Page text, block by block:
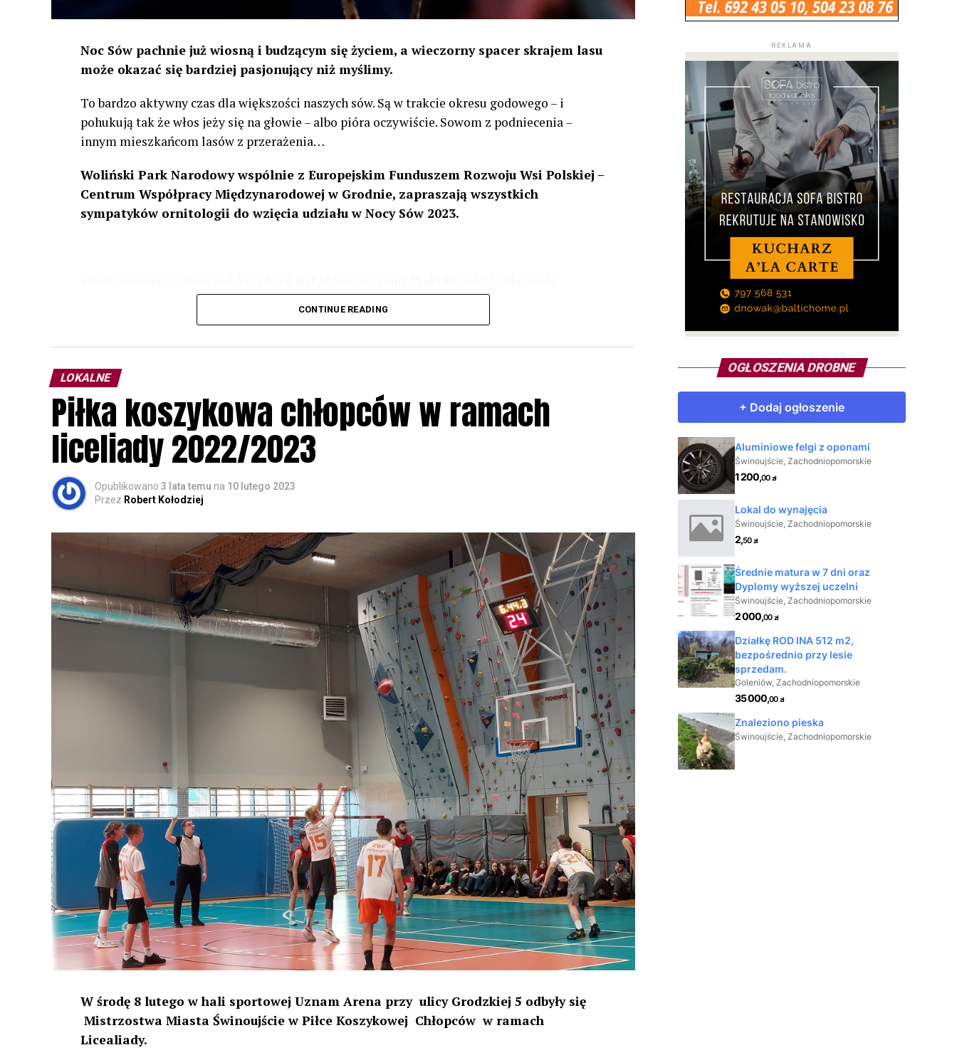
Noc Sów pachnie już wiosną i budzącym się życiem, a wieczorny spacer skrajem lasu
może okazać się bardziej pasjonujący niż myślimy.
To bardzo aktywny czas dla większości naszych sów. Są w trakcie okresu godowego – i
pohukują tak że włos jeży się na głowie – albo pióra oczywiście. Sowom z podniecenia –
innym mieszkańcom lasów z przerażenia…
Woliński Park Narodowy wspólnie z Europejskim Funduszem Rozwoju Wsi Polskiej –
Centrum Współpracy Międzynarodowej w Grodnie, zapraszają wszystkich
sympatyków ornitologii do wzięcia udziału w Nocy Sów 2023.
odbędzie się w dniach24 i 25 lutego 2023 r. wg harmonogramu przedstawionego na
Wszystkich uczestników zapraszamy do udziału w Akcji, włączenia się w aktywne
rozpoznawanie głosów sów i wymianę doświadczeń przy grillu.Na wydarzenie obowiązują
zapisy.
CONTINUE READING
LOKALNE
Piłka koszykowa chłopców w ramach
liceliady 2022/2023
Opublikowano 3 lata temu na 10 lutego 2023
Przez Robert Kołodziej
W środę 8 lutego w hali sportowej Uznam Arena przy ulicy Grodzkiej 5 odbyły się
Mistrzostwa Miasta Świnoujście w Piłce Koszykowej Chłopców w ramach
Licealiady.
REKLAMA
OGŁOSZENIA DROBNE